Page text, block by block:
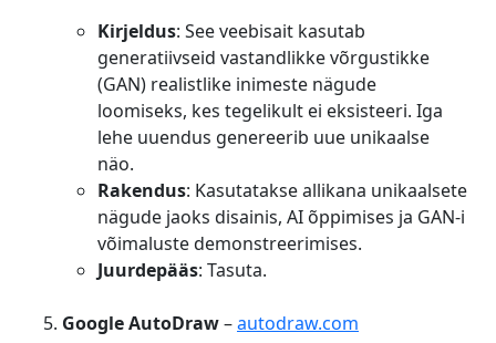
Kirjeldus: See veebisait kasutab
generatiivseid vastandlikke võrgustikke
(GAN) realistlike inimeste nägude
loomiseks, kes tegelikult ei eksisteeri. Iga
lehe uuendus genereerib uue unikaalse
näo.
Rakendus: Kasutatakse allikana unikaalsete
nägude jaoks disainis, AI õppimises ja GAN-i
võimaluste demonstreerimises.
Juurdepääs: Tasuta.
Google AutoDraw–autodraw.com